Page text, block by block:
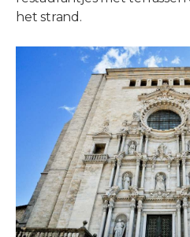
het strand.